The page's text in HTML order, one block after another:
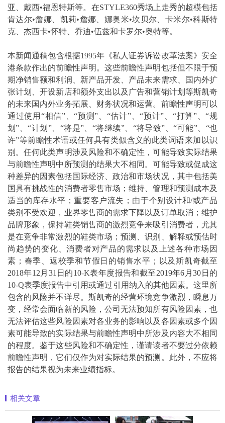
亚、戴西•福恩特斯等。在STYLE360秀场上走秀的超模包括
肯达尔•詹娜、凯莉•詹娜、娜奥米•坎贝尔、卡米尔•科斯特
克、杰西卡•怀特、乔迪•伍兹和卡罗尔•奥特等。
本新闻通稿包含根据1995年《私人证券诉讼改革法案》安全
港条款作出的前瞻性声明。这些前瞻性声明包括但不限于预
期净销售额和利润、新产品开发、产品未来需求、国内外扩
张计划、开设新店和额外支出以及广告和营销计划等斯凯奇
的未来国内外业务拓展、财务状况和运营。前瞻性声明可以
通过使用“相信”、“预测”、“估计”、“预计”、“打算”、“规
划”、“计划”、“将是”、“将继续”、“将导致”、“可能”、“也
许”等前瞻性术语或任何具有类似含义的此类词语来加以识
别。任何此类声明涉及风险和不确定性，可能导致实际结果
与前瞻性声明中所预测的结果大不相同。可能导致或促成这
种差异的因素包括国际经济、政治和市场状况，其中包括美
国具有挑战性的消费者零售市场；维持、管理和预测成本及
适当的库存水平；重要客户流失；由于个别设计和/或产品
类别不受欢迎，业界零售商的需求下降以及订单取消；维护
品牌形象，保持鞋类销售商的激烈竞争来吸引消费者，尤其
是在竞争非常激烈的鞋类市场；预测、识别、解释或预估时
尚趋势的变化、消费者对产品的需求以及上述各种市场因
素；春季、返校季和节假日的销售水平；以及斯凯奇截至
2018年12月31日的10-K表年度报告和截至2019年6月30日的
10-Q表季度报告中引用或通过引用纳入的其他因素。这里所
包含的风险并不详尽。斯凯奇的经营环境竞争激烈，瞬息万
变，经常会面临新的风险，公司无法预知所有风险因素，也
无法评估这些风险因素对各业务的影响以及各因素或多个因
素可能导致的实际结果与前瞻性声明中所涉及内容大不相同
的程度。鉴于这些风险和不确定性，谨请读者不要过分依赖
前瞻性声明，它们仅作为对实际结果的预测。此外，不应将
报告的结果视为未来业绩指标。
相关文章